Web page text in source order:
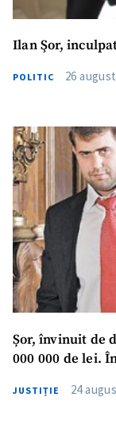
POLITIC 26
Șor, învinuit de
000 000 de lei.
JUSTIȚIE 24